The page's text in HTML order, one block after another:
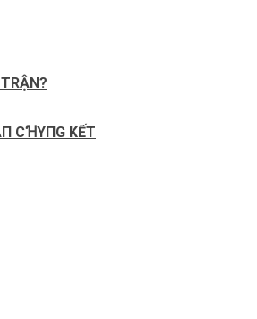
CꞪΥПG KẾТ